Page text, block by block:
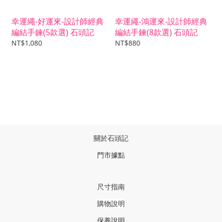
幸運繩-好運來-設計師經典
編結手鍊(5款選) 石頭記
NT$1,080
幸運繩-鴻運來-設計師經典
編結手鍊(8款選) 石頭記
NT$880
關於石頭記
門市據點
尺寸指南
購物說明